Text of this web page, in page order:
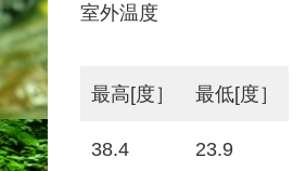
室外温度
最高[度］ 最低[度］
38.4 23.9